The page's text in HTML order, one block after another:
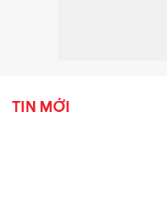
TIN MỚI